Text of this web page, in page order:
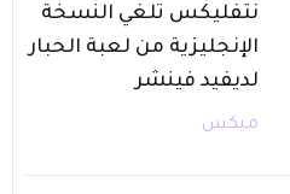
نتفليكس تلغي النسخة
الإنجليزية من لعبة الحبار
لديفيد فينشر
ميكس